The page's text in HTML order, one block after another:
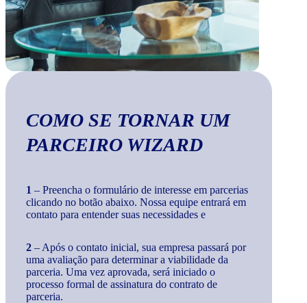
COMO SE TORNAR UM
PARCEIRO WIZARD
1 – Preencha o formulário de interesse em parcerias
clicando no botão abaixo. Nossa equipe entrará em
contato para entender suas necessidades e
2 – Após o contato inicial, sua empresa passará por
uma avaliação para determinar a viabilidade da
parceria. Uma vez aprovada, será iniciado o
processo formal de assinatura do contrato de
parceria.